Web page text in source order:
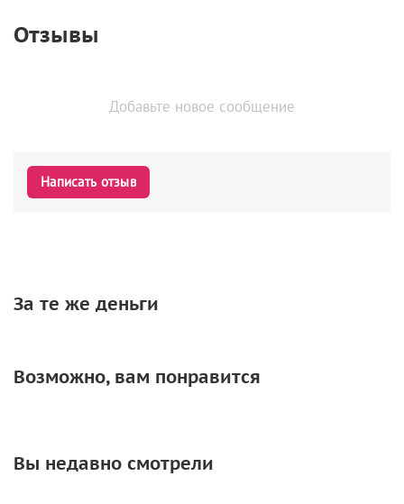
Отзывы
Добавьте новое сообщение
Написать отзыв
За те же деньги
Возможно, вам понравится
Вы недавно смотрели